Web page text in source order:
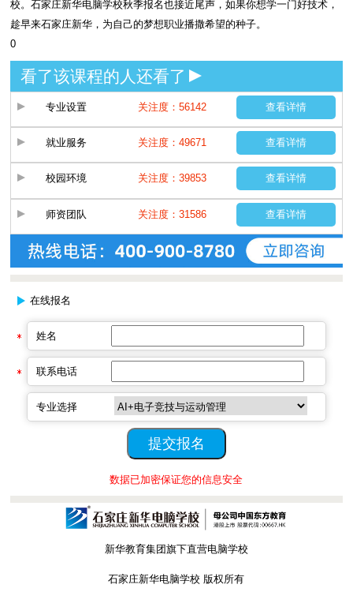
校。石家庄新华电脑学校秋季报名也接近尾声，如果你想学一门好技术，
趁早来石家庄新华，为自己的梦想职业播撒希望的种子。
0
看了该课程的人还看了
专业设置 关注度：56142 查看详情
就业服务 关注度：49671 查看详情
校园环境 关注度：39853 查看详情
师资团队 关注度：31586 查看详情
在线报名
姓名
联系电话
专业选择
数据已加密保证您的信息安全
新华教育集团旗下直营电脑学校
石家庄新华电脑学校 版权所有